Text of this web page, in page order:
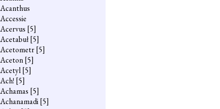
Acanthus
Accessie
Acervus [5]
Acetabuł[5]
Acetometr[5]
Aceton[5]
Acetyl[5]
Ach! [5]
Achamas [5]
Achanamadi[5]